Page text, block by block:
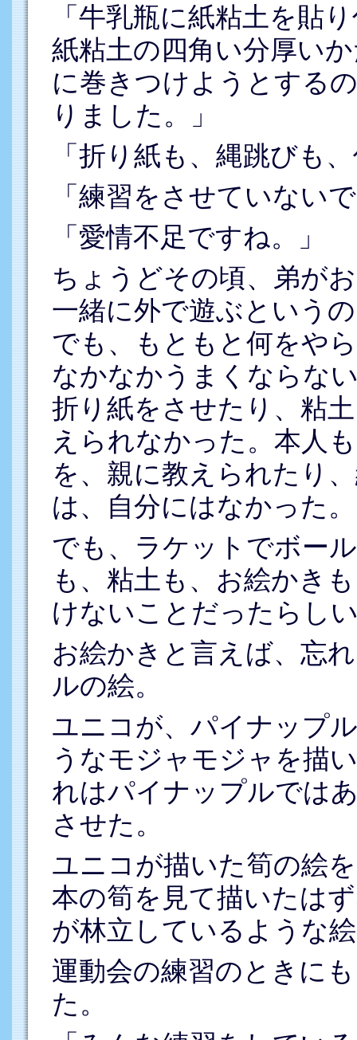
「牛乳瓶に紙粘土を貼
紙粘土の四角い分厚い
に巻きつけようとする
りました。」
「折り紙も、縄跳びも
「練習をさせていない
「愛情不足ですね。」
ちょうどその頃、弟が
一緒に外で遊ぶという
でも、もともと何をや
なかなかうまくならな
折り紙をさせたり、粘
えられなかった。本人
を、親に教えられたり
は、自分にはなかった。
でも、ラケットでボー
も、粘土も、お絵かき
けないことだったらし
お絵かきと言えば、忘
ルの絵。
ユニコが、パイナップ
うなモジャモジャを描
れはパイナップルでは
させた。
ユニコが描いた筍の絵
本の筍を見て描いたは
が林立しているような
運動会の練習のときに
た。